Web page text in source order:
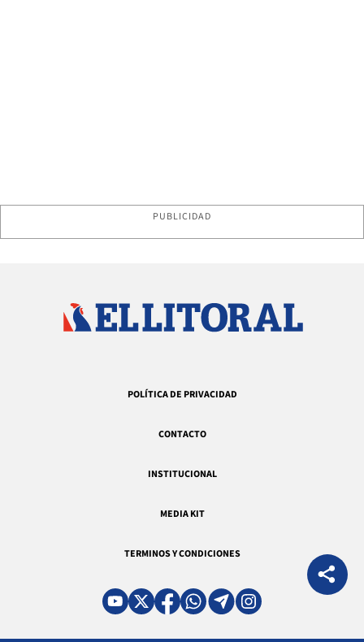
PUBLICIDAD
POLÍTICA DE PRIVACIDAD
CONTACTO
INSTITUCIONAL
MEDIA KIT
TERMINOS Y CONDICIONES